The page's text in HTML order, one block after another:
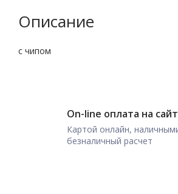
Описание
с чипом
On-line оплата на
Картой онлайн,
безналичный расчет